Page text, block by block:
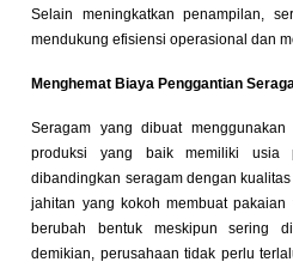
Selain meningkatkan penampilan,
mendukung efisiensi operasional dan
Menghemat Biaya Penggantian
Seragam yang dibuat
produksi yang baik memiliki
dibandingkan seragam dengan
jahitan yang kokoh membuat
berubah bentuk meskipun sering
demikian, perusahaan tidak perlu